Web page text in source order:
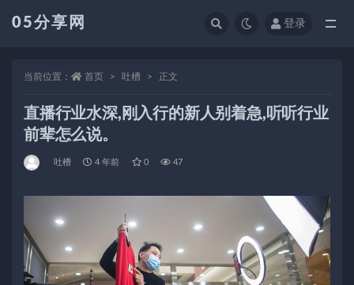
05分享网 登录
当前位置： 首页 吐槽 正文
直播行业水深,刚入行的新人别着急,听听行业
前辈怎么说。
吐槽 4 年前 0 47